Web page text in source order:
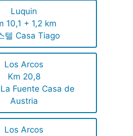
Luquin
10,1 + 1,2 km
텔 Casa Tiago
Los Arcos
Km 20,8
Fuente Casa de
Austria
Los Arcos